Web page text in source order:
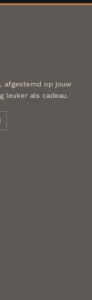
afgestemd op jouw
leuker als cadeau.